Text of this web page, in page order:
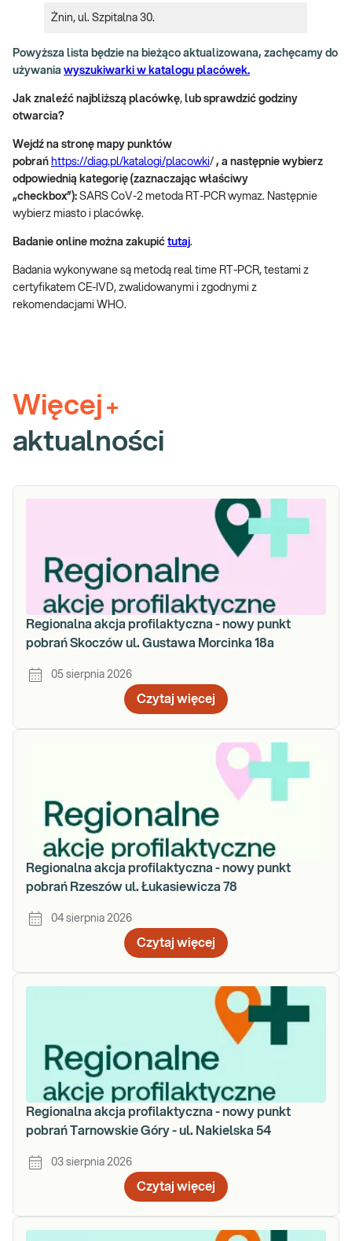
Żnin, ul. Szpitalna 30.
Powyższa lista będzie na bieżąco aktualizowana, zachęcamy do
używania wyszukiwarki w katalogu placówek.
Jak znaleźć najbliższą placówkę, lub sprawdzić godziny
otwarcia?
Wejdź na stronę mapy punktów
pobrań https://diag.pl/katalogi/placowki/ , a następnie wybierz
odpowiednią kategorię (zaznaczając właściwy
„checkbox”): SARS CoV-2 metoda RT-PCR wymaz. Następnie
wybierz miasto i placówkę.
Badanie online można zakupić tutaj.
Badania wykonywane są metodą real time RT-PCR, testami z
certyfikatem CE-IVD, zwalidowanymi i zgodnymi z
rekomendacjami WHO.
Więcej +
aktualności
Regionalna akcja profilaktyczna - nowy punkt
pobrań Skoczów ul. Gustawa Morcinka 18a
05 sierpnia 2026
Czytaj więcej
Regionalna akcja profilaktyczna - nowy punkt
pobrań Rzeszów ul. Łukasiewicza 78
04 sierpnia 2026
Czytaj więcej
Regionalna akcja profilaktyczna - nowy punkt
pobrań Tarnowskie Góry - ul. Nakielska 54
03 sierpnia 2026
Czytaj więcej